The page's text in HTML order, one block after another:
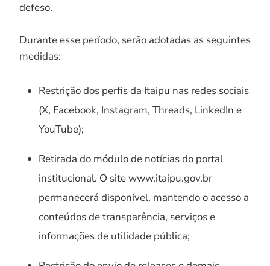
defeso.
Durante esse período, serão adotadas as seguintes
medidas:
Restrição dos perfis da Itaipu nas redes sociais
(X, Facebook, Instagram, Threads, LinkedIn e
YouTube);
Retirada do módulo de notícias do portal
institucional. O site www.itaipu.gov.br
permanecerá disponível, mantendo o acesso a
conteúdos de transparência, serviços e
informações de utilidade pública;